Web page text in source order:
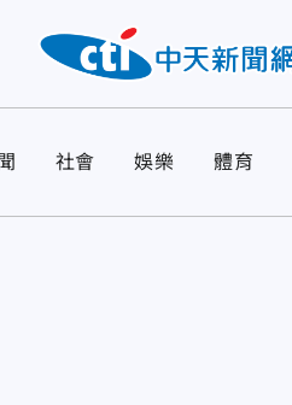
社會 娛樂 體育